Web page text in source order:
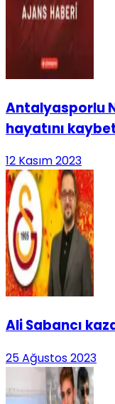
Antalyasporlu
hayatını
12 Kasım 2023
Ali Sabancı
25 Ağustos 2023